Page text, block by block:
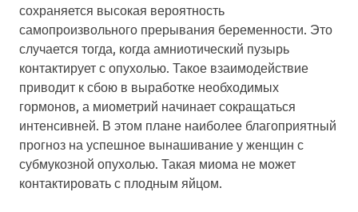
сохраняется высокая вероятность
самопроизвольного прерывания беременности. Это
случается тогда, когда амниотический пузырь
контактирует с опухолью. Такое взаимодействие
приводит к сбою в выработке необходимых
гормонов, а миометрий начинает сокращаться
интенсивней. В этом плане наиболее благоприятный
прогноз на успешное вынашивание у женщин с
субмукозной опухолью. Такая миома не может
контактировать с плодным яйцом.